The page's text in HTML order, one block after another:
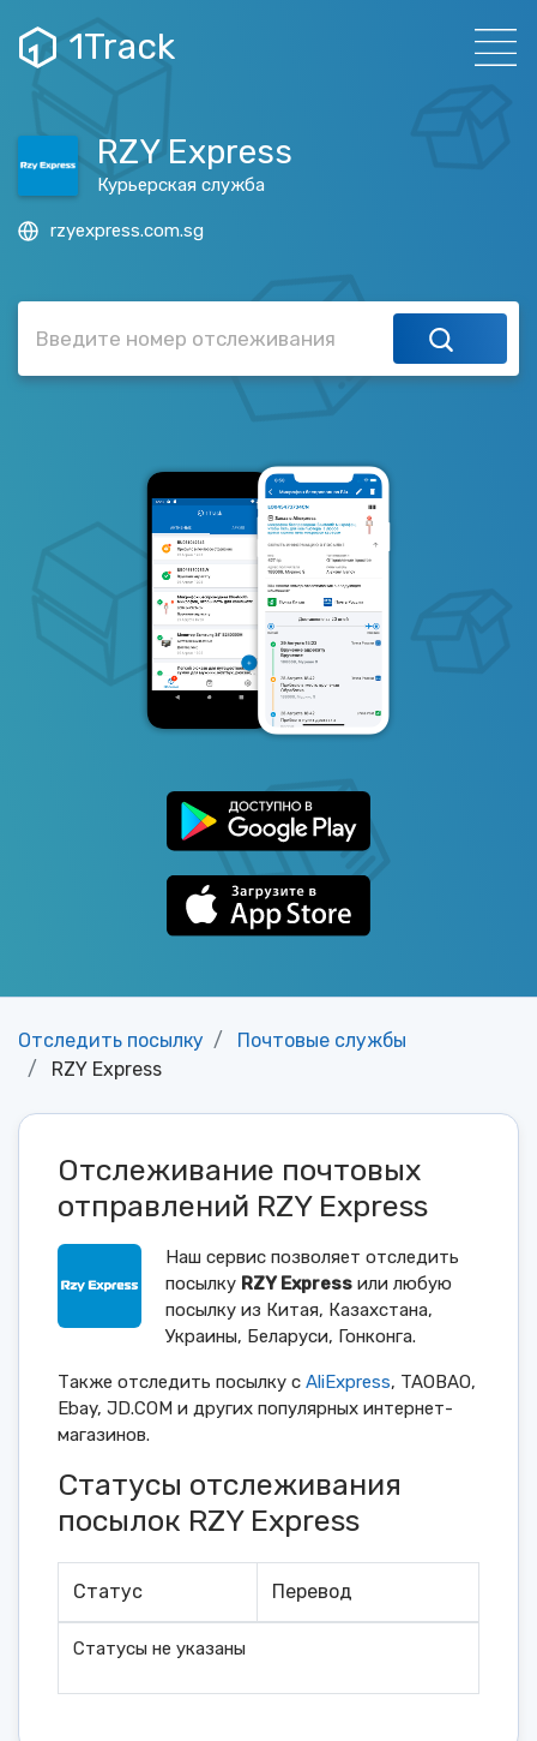
1Track
RZY Express
Курьерская служба
rzyexpress.com.sg
Отследить посылку
Почтовые службы
RZY Express
Отслеживание почтовых
отправлений RZY Express
Наш сервис позволяет отследить
посылку RZY Express или любую
посылку из Китая, Казахстана,
Украины, Беларуси, Гонконга.
Также отследить посылку с AliExpress, TAOBAO,
Ebay, JD.COM и других популярных интернет-
магазинов.
Статусы отслеживания
посылок RZY Express
Статус Перевод
Статусы не указаны